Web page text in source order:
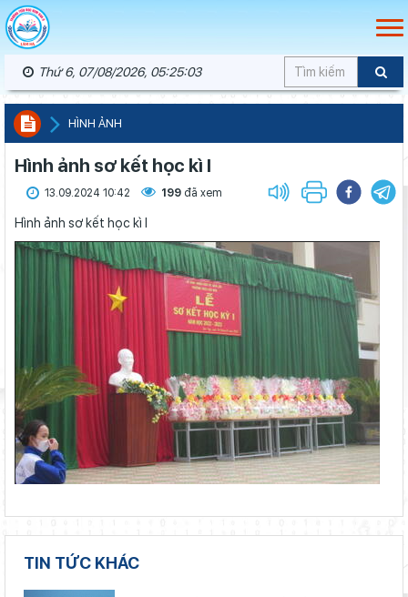
Thứ 6, 07/08/2026, 05:25:04
HÌNH ẢNH
Hình ảnh sơ kết học kì I
13.09.2024 10:42 199 đã xem
Hình ảnh sơ kết học kì I
TIN TỨC KHÁC
Khởi đầu định hướng nghề nghiệp
Sáng đèn công trường để kịp năm học mới
chính sách đối với đội ngũ quản lý, nhân sự hỗ trợ giáo dục khi
sắp xếp cơ sở giáo dục công lập
Phó Chủ tịch UBND tỉnh Lâm Đồng Nguyễn Minh kiểm tra tiến
Sở Giáo dục và Đào tạo Lâm Đồng đẩy mạnh cải cách hành
chính gắn với áp dụng ISO 9001:2015